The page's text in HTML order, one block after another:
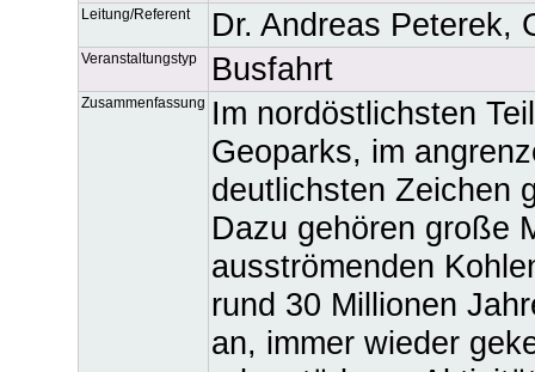
Leitung/Referent Dr. Andreas Peterek,
Veranstaltungstyp Busfahrt
Zusammenfassung
Im nordöstlichsten
Geoparks, im
deutlichsten Zeichen
Dazu gehören große
ausströmenden
rund 30 Millionen
an, immer wieder